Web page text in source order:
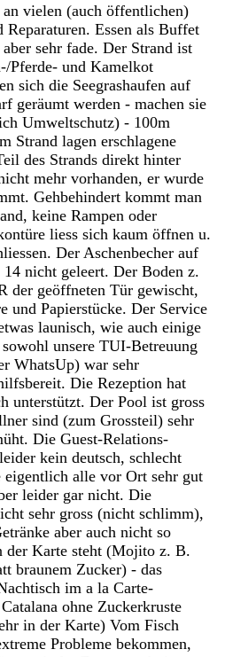
vielen (auch öffentlichen)
Reparaturen. Essen als Buffet
sehr fade. Der Strand ist
Pferde- und Kamelkot
sich die Seegrashaufen auf
geräumt werden - machen sie
Umweltschutz) - 100m
Strand lagen erschlagene
des Strands direkt hinter
mehr vorhanden, er wurde
Gehbehindert kommt man
keine Rampen oder
liess sich kaum öffnen u.
Der Aschenbecher auf
nicht geleert. Der Boden z.
der geöffneten Tür gewischt,
und Papierstücke. Der Service
launisch, wie auch einige
unsere TUI-Betreuung
WhatsUp) war sehr
Die Rezeption hat
unterstützt. Der Pool ist gross
sind (zum Grossteil) sehr
Die Guest-Relations-
kein deutsch, schlecht
alle vor Ort sehr gut
leider gar nicht. Die
sehr gross (nicht schlimm),
aber auch nicht so
der Karte steht (Mojito z. B.
braunem Zucker) - das
im a la Carte-
ohne Zuckerkruste
in der Karte) Vom Fisch
Probleme bekommen,